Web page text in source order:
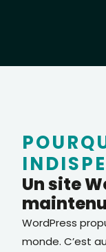
Un site
WordPress
monde. C’est